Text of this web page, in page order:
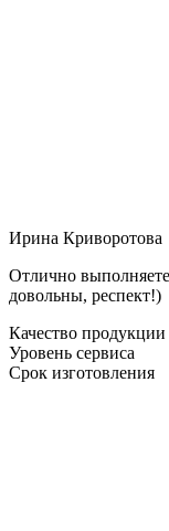
Ирина Криворотова
Отлично
довольны, респект!)
Качество продукции
Уровень сервиса
Срок изготовления